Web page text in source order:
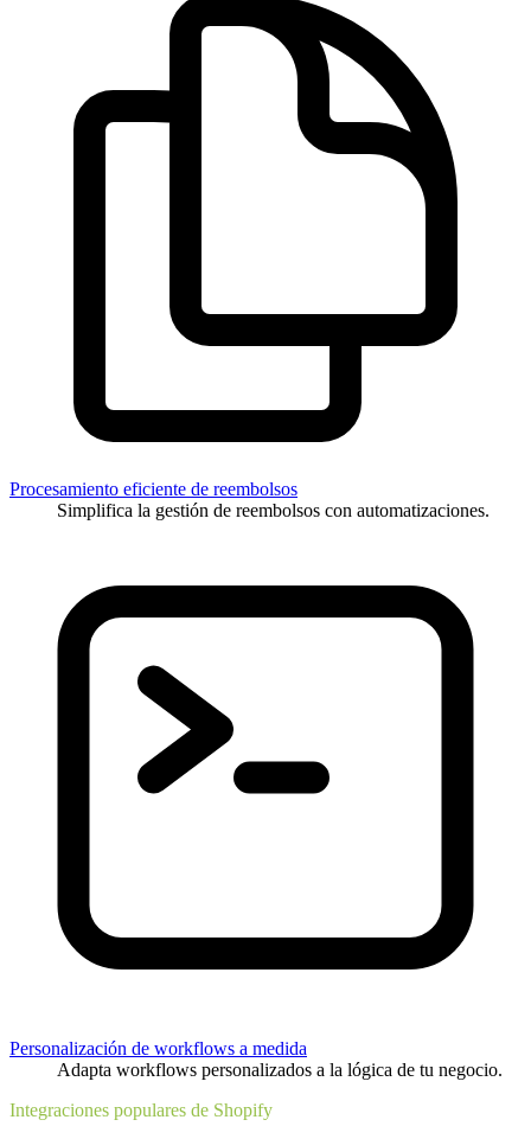
Procesamiento eficiente de reembolsos
Simplifica la gestión de reembolsos con automatizaciones.
Personalización de workflows a medida
Adapta workflows personalizados a la lógica de tu negocio.
Integraciones populares de Shopify